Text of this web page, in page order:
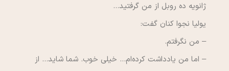
ژانويه ده روبل از من گرفتيد…
يوليا نجوا كنان گفت:
– من نگرفتم.
– اما من يادداشت كرده‌ام… خيلي خوب. شما شايد… از